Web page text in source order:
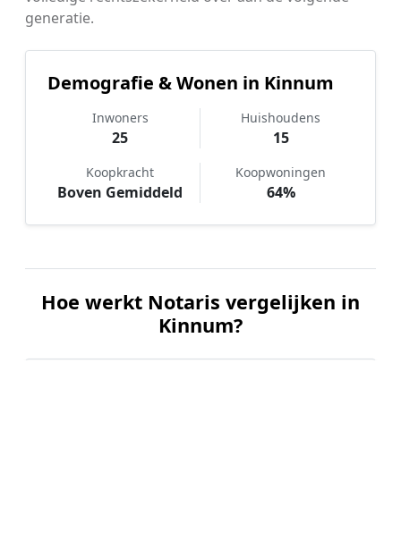
generatie.
Demografie & Wonen in Kinnum
Inwoners
25
Huishoudens
15
Koopkracht
Boven Gemiddeld
Koopwoningen
64%
Hoe werkt Notaris vergelijken in
Kinnum?